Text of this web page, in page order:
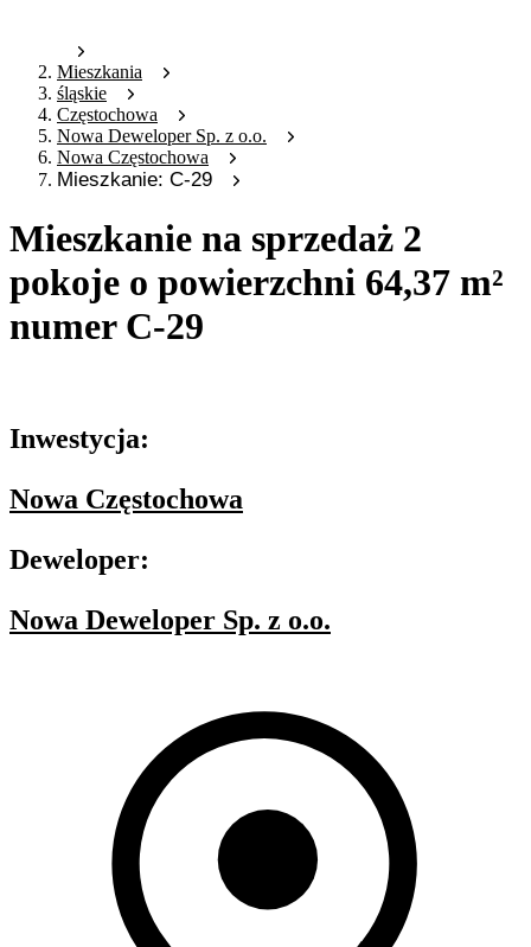
Mieszkania
śląskie
Częstochowa
Nowa Deweloper Sp. z o.o.
Nowa Częstochowa
Mieszkanie: C-29
Mieszkanie na sprzedaż 2
pokoje o powierzchni 64,37 m²
numer C-29
Inwestycja:
Nowa Częstochowa
Deweloper:
Nowa Deweloper Sp. z o.o.